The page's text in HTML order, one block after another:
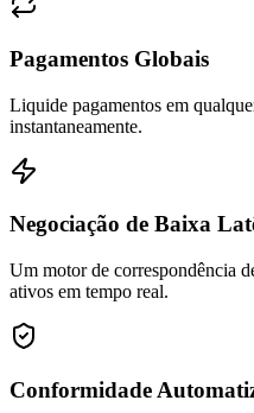
Pagamentos Globais
Liquide pagamentos em
instantaneamente.
Negociação de Baixa
Um motor de correspondência
ativos em tempo real.
Conformidade